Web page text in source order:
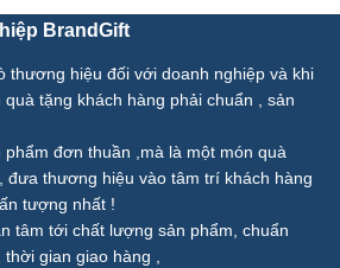
BrandGift
thương hiệu đối với doanh nghiệp và khi
tặng khách hàng phải chuẩn , sản
phẩm đơn thuần ,mà là một món quà
đưa thương hiệu vào tâm trí khách hàng
tượng nhất !
tâm tới chất lượng sản phẩm, chuẩn
gian giao hàng ,